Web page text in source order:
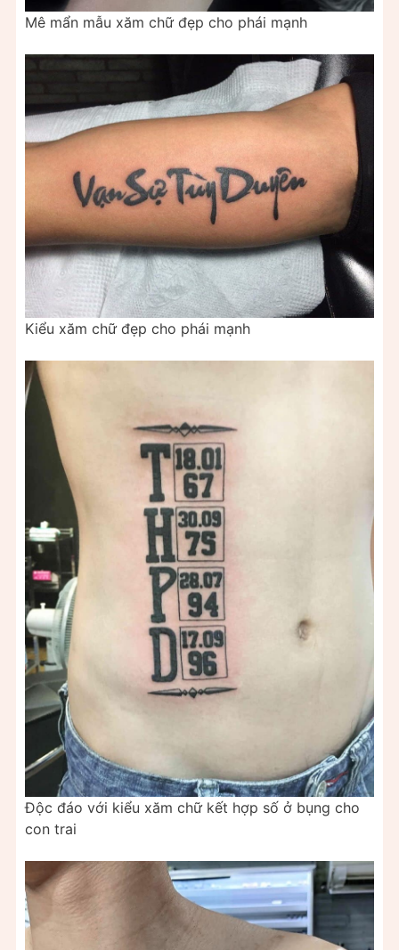
Mê mẩn mẫu xăm chữ đẹp cho phái mạnh
Kiểu xăm chữ đẹp cho phái mạnh
Độc đáo với kiểu xăm chữ kết hợp số ở bụng cho
con trai